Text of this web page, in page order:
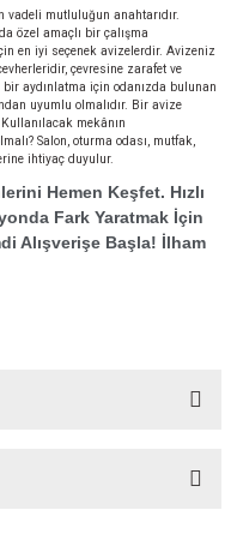
vadeli mutluluğun anahtarıdır.
özel amaçlı bir çalışma
en iyi seçenek avizelerdir. Avizeniz
çevresine zarafet ve
aydınlatma için odanızda bulunan
uyumlu olmalıdır. Bir avize
mekânın
Salon, oturma odası, mutfak,
ihtiyaç duyulur.
Hemen Keşfet. Hızlı
Fark Yaratmak İçin
Alışverişe Başla! İlham